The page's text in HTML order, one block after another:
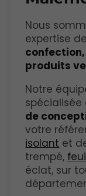
Nous
expertise
produits
Notre
spécialisée
de
votre
isolant et
trempé,
éclat, sur